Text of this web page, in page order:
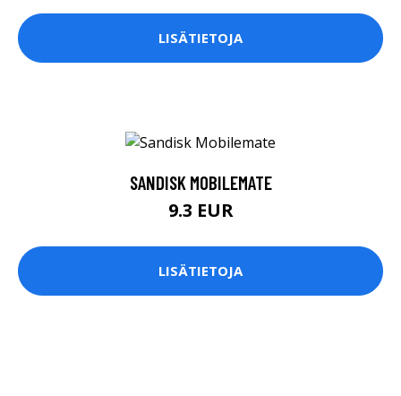
LISÄTIETOJA
SANDISK MOBILEMATE
9.3 EUR
LISÄTIETOJA